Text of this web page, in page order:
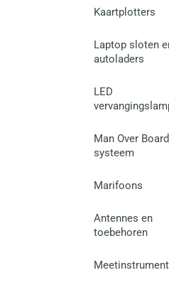
Kaartplotters
Laptop sloten
autoladers
LED
Man Over Board
systeem
Marifoons
Antennes en
toebehoren